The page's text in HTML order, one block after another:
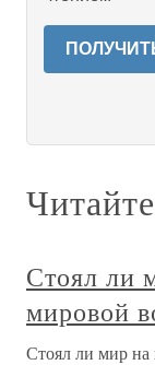
Стоял ли
мировой
Стоял ли мир на